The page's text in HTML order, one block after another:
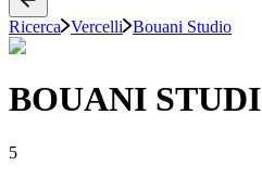
Ricerca Vercelli Bouani Studio
BOUANI
5